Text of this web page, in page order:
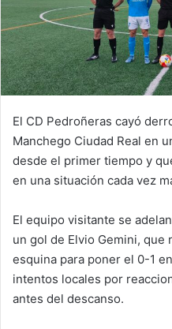
El CD Pedroñeras cayó
Manchego Ciudad Real en
desde el primer tiempo y
en una situación cada vez
El equipo visitante se
un gol de Elvio Gemini, que
esquina para poner el 0-1
intentos locales por
antes del descanso.